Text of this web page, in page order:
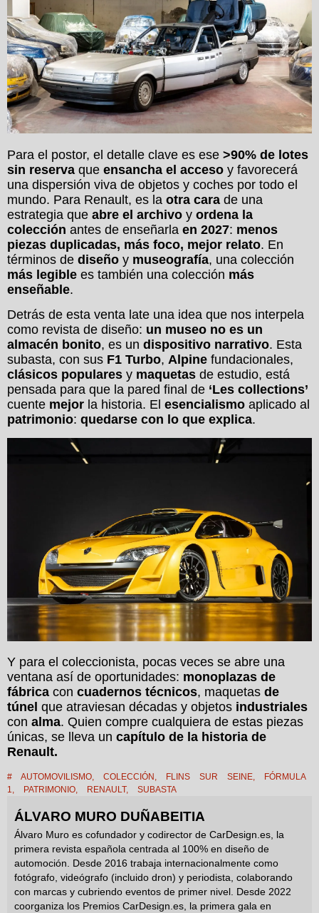
Para el postor, el detalle clave es ese >90% de lotes
sin reserva que ensancha el acceso y favorecerá
una dispersión viva de objetos y coches por todo el
mundo. Para Renault, es la otra cara de una
estrategia que abre el archivo y ordena la
colección antes de enseñarla en 2027: menos
piezas duplicadas, más foco, mejor relato. En
términos de diseño y museografía, una colección
más legible es también una colección más
enseñable.
Detrás de esta venta late una idea que nos interpela
como revista de diseño: un museo no es un
almacén bonito, es un dispositivo narrativo. Esta
subasta, con sus F1 Turbo, Alpine fundacionales,
clásicos populares y maquetas de estudio, está
pensada para que la pared final de ‘Les collections’
cuente mejor la historia. El esencialismo aplicado al
patrimonio: quedarse con lo que explica.
Y para el coleccionista, pocas veces se abre una
ventana así de oportunidades: monoplazas de
fábrica con cuadernos técnicos, maquetas de
túnel que atraviesan décadas y objetos industriales
con alma. Quien compre cualquiera de estas piezas
únicas, se lleva un capítulo de la historia de
Renault.
# AUTOMOVILISMO COLECCIÓN FLINS SUR SEINE
FÓRMULA
1
PATRIMONIO RENAULT, SUBASTA
ÁLVARO MURO DUÑABEITIA
Álvaro Muro es cofundador y codirector de CarDesign.es, la
primera revista española centrada al 100% en diseño de
automoción. Desde 2016 trabaja internacionalmente como
fotógrafo, videógrafo (incluido dron) y periodista, colaborando
con marcas y cubriendo eventos de primer nivel. Desde 2022
coorganiza los Premios CarDesign.es, la primera gala en